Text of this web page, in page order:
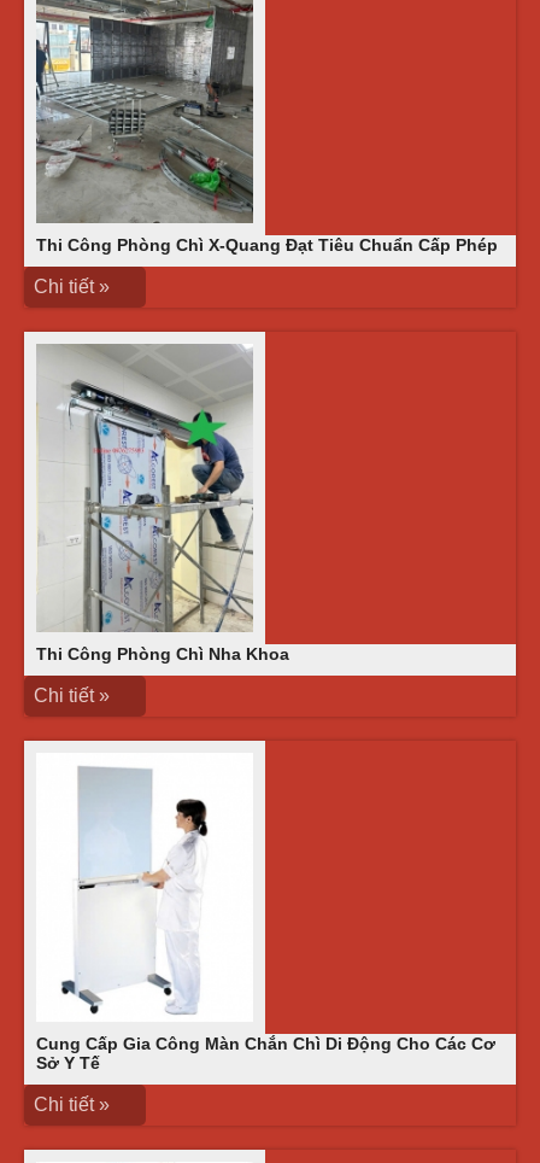
Thi Công Phòng Chì X-Quang Đạt Tiêu Chuẩn Cấp Phép
Chi tiết »
Thi Công Phòng Chì Nha Khoa
Chi tiết »
Cung Cấp Gia Công Màn Chắn Chì Di Động Cho Các Cơ
Sở Y Tế
Chi tiết »